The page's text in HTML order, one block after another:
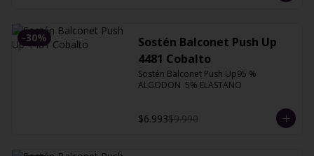
-30%
Sostén Balconet Push Up
4481 Cobalto
Sostén Balconet Push Up95 %
ALGODON  5% ELASTANO
$6.993$9.990